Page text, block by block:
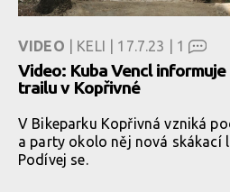
VIDEO | KELI | 17.7.23 | 1
Video: Kuba Vencl
trailu v Kopřivné
V Bikeparku Kopřivná vzniká
a party okolo něj nová skákací
Podívej se.